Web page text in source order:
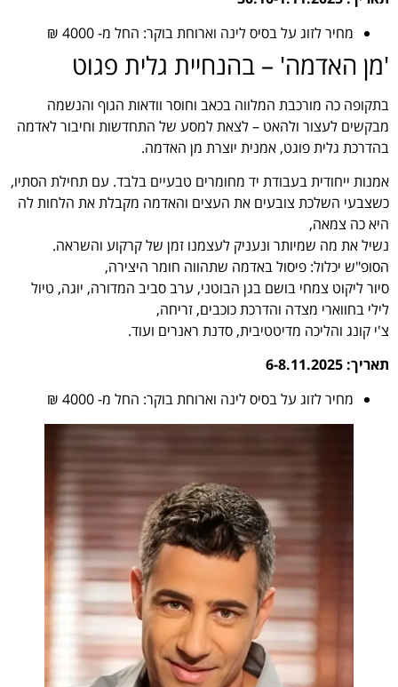
מחיר לזוג על בסיס לינה וארוחת בוקר: החל מ- 4000 ₪
'מן האדמה' – בהנחיית גלית פגוט
בתקופה כה מורכבת המלווה בכאב וחוסר וודאות הגוף והנשמה
מבקשים לעצור ולהאט – לצאת למסע של התחדשות וחיבור לאדמה
בהדרכת גלית פוגט, אמנית יוצרת מן האדמה.
אמנות ייחודית בעבודת יד מחומרים טבעיים בלבד. עם תחילת הסתיו,
כשצבעי השלכת צובעים את העצים והאדמה מקבלת את הלחות לה
היא כה צמאה,
נשיל את מה שמיותר ונעניק לעצמנו זמן של קרקוע והשראה.
הסופ"ש יכלול: פיסול באדמה שתהווה חומר היצירה,
סיור ליקוט צמחי בושם בגן הבוטני, ערב סביב המדורה, יוגה, טיול
לילי בחווארי מצדה והדרכת כוכבים, זריחה,
צ'י קונג והליכה מדיטטיבית, סדנת ראנרים ועוד.
תאריך: 6-8.11.2025
מחיר לזוג על בסיס לינה וארוחת בוקר: החל מ- 4000 ₪